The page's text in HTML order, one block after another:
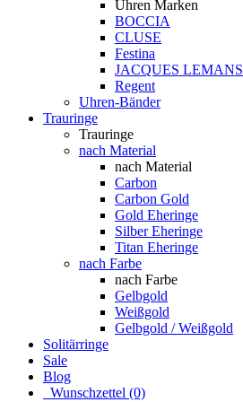
Uhren Marken
BOCCIA
CLUSE
Festina
JACQUES LEMANS
Regent
Uhren-Bänder
Trauringe
Trauringe
nach Material
nach Material
Carbon
Carbon Gold
Gold Eheringe
Silber Eheringe
Titan Eheringe
nach Farbe
nach Farbe
Gelbgold
Weißgold
Gelbgold / Weißgold
Solitärringe
Sale
Blog
Wunschzettel (0)